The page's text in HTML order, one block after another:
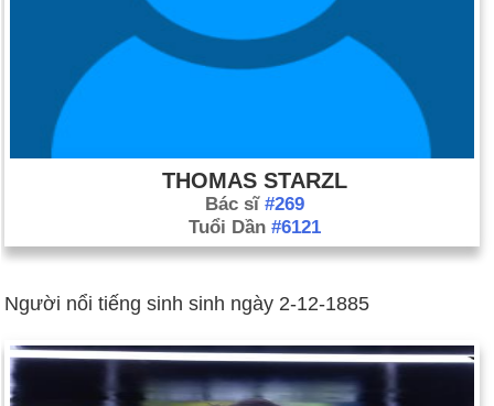
THOMAS STARZL
Bác sĩ #269
Tuổi Dần #6121
Người nổi tiếng sinh sinh ngày 2-12-1885